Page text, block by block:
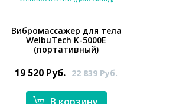
*}
Вибромассажер для тела
WelbuTech K-5000E
(портативный)
19 520 Руб. 22 839Руб.